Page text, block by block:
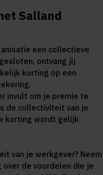
Salland
een collectieve
ontvang jij
korting op een
invult om je premie te
de collectiviteit van je
korting wordt gelijk
van je werkgever? Neem
de voordelen die je